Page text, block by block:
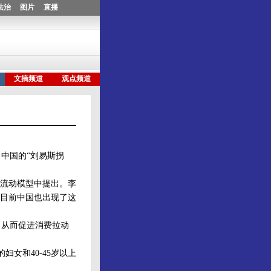
国的“刘易斯拐
动模型中提出。李
前中国也出现了这
而促进消费拉动
妇女和40-45岁以上